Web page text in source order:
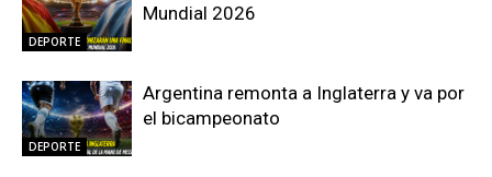
DEPORTE
Mundial 2026
DEPORTE
Argentina remonta a Inglaterra y va por
el bicampeonato